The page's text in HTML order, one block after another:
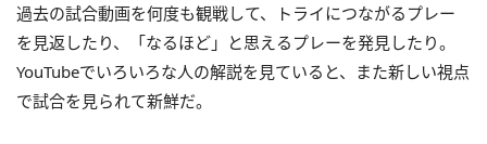
過去の試合動画を何度も観戦して、トライにつながるプレー
を見返したり、「なるほど」と思えるプレーを発見したり。
YouTubeでいろいろな人の解説を見ていると、また新しい視点
で試合を見られて新鮮だ。